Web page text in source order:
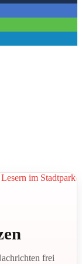
frei